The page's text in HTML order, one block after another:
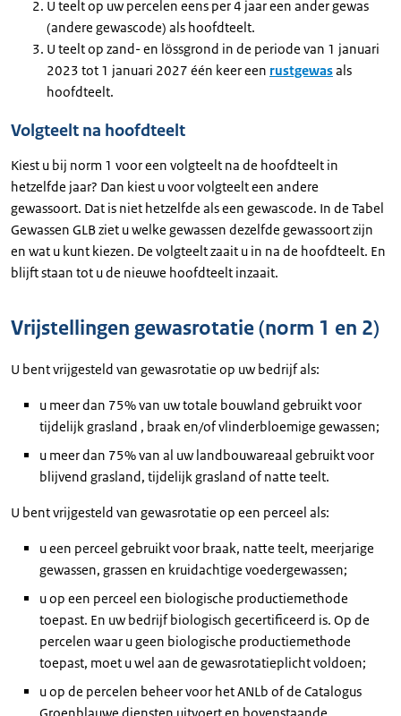
U teelt op uw percelen eens per 4 jaar een ander gewas
(andere gewascode) als hoofdteelt.
U teelt op zand- en lössgrond in de periode van 1 januari
2023 tot 1 januari 2027 één keer een rustgewasals
hoofdteelt.
Volgteelt na hoofdteelt
Kiest u bij norm 1 voor een volgteelt na de hoofdteelt in
hetzelfde jaar? Dan kiest u voor volgteelt een andere
gewassoort. Dat is niet hetzelfde als een gewascode. In de Tabel
Gewassen GLB ziet u welke gewassen dezelfde gewassoort zijn
en wat u kunt kiezen. De volgteelt zaait u in na de hoofdteelt. En
blijft staan tot u de nieuwe hoofdteelt inzaait.
Vrijstellingen gewasrotatie (norm 1 en 2)
U bent vrijgesteld van gewasrotatie op uw bedrijf als:
u meer dan 75% van uw totale bouwland gebruikt voor
tijdelijk grasland , braak en/of vlinderbloemige gewassen;
u meer dan 75% van al uw landbouwareaal gebruikt voor
blijvend grasland, tijdelijk grasland of natte teelt.
U bent vrijgesteld van gewasrotatie op een perceel als:
u een perceel gebruikt voor braak, natte teelt, meerjarige
gewassen, grassen en kruidachtige voedergewassen;
u op een perceel een biologische productiemethode
toepast. En uw bedrijf biologisch gecertificeerd is. Op de
percelen waar u geen biologische productiemethode
toepast, moet u wel aan de gewasrotatieplicht voldoen;
u op de percelen beheer voor het ANLb of de Catalogus